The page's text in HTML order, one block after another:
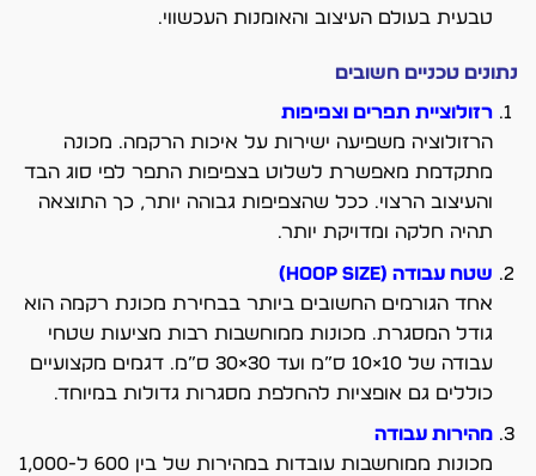
טבעית בעולם העיצוב והאומנות העכשווי.
נתונים טכניים חשובים
רזולוציית תפרים וצפיפות
הרזולוציה משפיעה ישירות על איכות הרקמה. מכונה
מתקדמת מאפשרת לשלוט בצפיפות התפר לפי סוג הבד
והעיצוב הרצוי. ככל שהצפיפות גבוהה יותר, כך התוצאה
תהיה חלקה ומדויקת יותר.
שטח עבודה (Hoop Size)
אחד הגורמים החשובים ביותר בבחירת מכונת רקמה הוא
גודל המסגרת. מכונות ממוחשבות רבות מציעות שטחי
עבודה של 10×10 ס”מ ועד 30×30 ס”מ. דגמים מקצועיים
כוללים גם אופציות להחלפת מסגרות גדולות במיוחד.
מהירות עבודה
מכונות ממוחשבות עובדות במהירות של בין 600 ל-1,000